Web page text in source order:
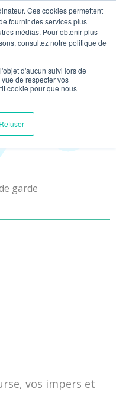
Ces cookies permettent
fournir des services plus
médias. Pour obtenir plus
consultez notre politique de
d'aucun suivi lors de
de respecter vos
cookie pour que nous
Refuser
garde
vos impers et